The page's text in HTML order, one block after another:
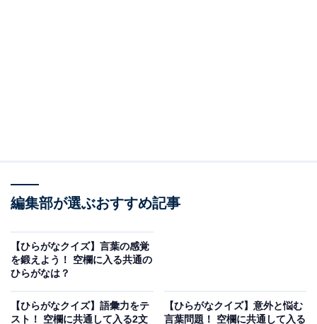
ふぃく□□□
次ページ
編集部が選ぶおすすめ記事
【ひらがなクイズ】言葉の感覚
を鍛えよう！ 空欄に入る共通の
ひらがなは？
【ひらがなクイズ】語彙力をテ
スト！ 空欄に共通して入る2文
【ひらがなクイズ】意外と悩む
言葉問題！ 空欄に共通して入る